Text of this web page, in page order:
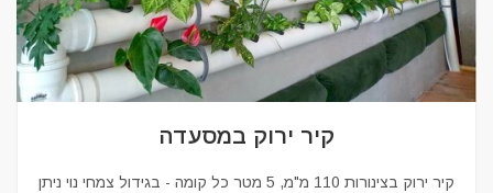
קיר ירוק במסעדה
קיר ירוק בצינורות 110 מ"מ, 5 מטר כל קומה - בגידול צמחי נוי ניתן